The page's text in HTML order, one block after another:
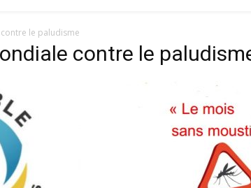
le paludisme
contre le